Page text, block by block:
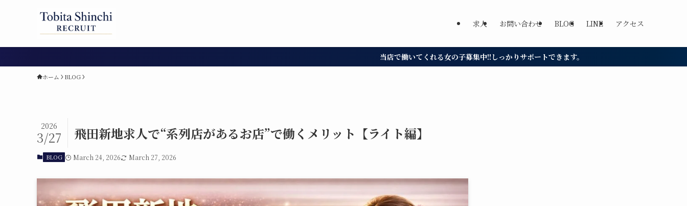
求人 お問い合わせ BLOG LINE アクセス
当店で働いてくれる女の子募集中!!しっかりサポートできます。
ホーム BLOG
飛田新地求人で“系列店があるお店”で働くメリット【ライト編】
2026
3/27
BLOG March 24, 2026 March 27, 2026